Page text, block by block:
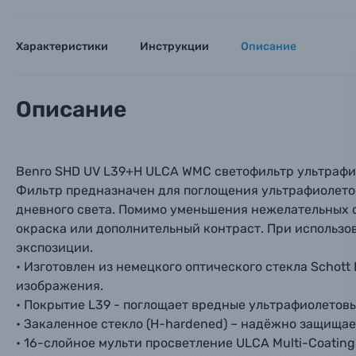
Ваш
Ваш
Аксессуары для фото и видеокамер
Электроника
Материалы
Осветительное оборудование
Фоторамки
Вами с
Имя*
Номер
Нажимая
Характеристики Инструкции Описание
Описание
Benro SHD UV L39+H ULCA WMC светофильтр
Фильтр предназначен для поглощения
дневного света. Помимо уменьшения нежелательных
окраска или дополнительный контраст. При
экспозиции.
• Изготовлен из немецкого оптического стекла
изображения.
• Покрытие L39 - поглощает вредные
• Закаленное стекло (H-hardened) – надёжно
• 16-слойное мульти просветление ULCA Multi-
Ваш